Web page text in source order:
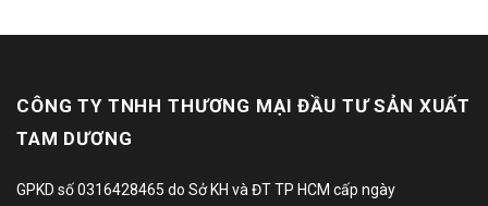
CÔNG TY TNHH THƯƠNG MẠI ĐẦU TƯ SẢN XUẤT
TAM DƯƠNG
GPKD số 0316428465 do Sở KH và ĐT TP HCM cấp ngày